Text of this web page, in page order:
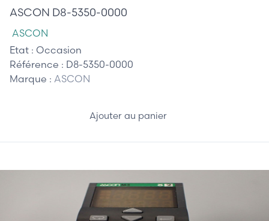
ASCON D8-5350-0000
ASCON
Etat : Occasion
Référence : D8-5350-0000
Marque : ASCON
Ajouter au panier